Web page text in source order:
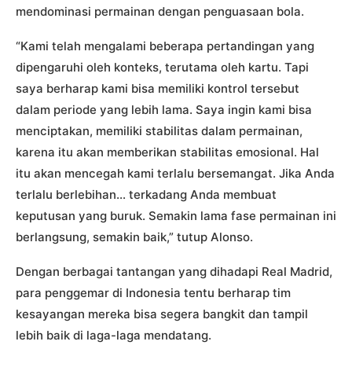
mendominasi permainan dengan penguasaan bola.
“Kami telah mengalami beberapa pertandingan yang
dipengaruhi oleh konteks, terutama oleh kartu. Tapi
saya berharap kami bisa memiliki kontrol tersebut
dalam periode yang lebih lama. Saya ingin kami bisa
menciptakan, memiliki stabilitas dalam permainan,
karena itu akan memberikan stabilitas emosional. Hal
itu akan mencegah kami terlalu bersemangat. Jika Anda
terlalu berlebihan… terkadang Anda membuat
keputusan yang buruk. Semakin lama fase permainan ini
berlangsung, semakin baik,” tutup Alonso.
Dengan berbagai tantangan yang dihadapi Real Madrid,
para penggemar di Indonesia tentu berharap tim
kesayangan mereka bisa segera bangkit dan tampil
lebih baik di laga-laga mendatang.